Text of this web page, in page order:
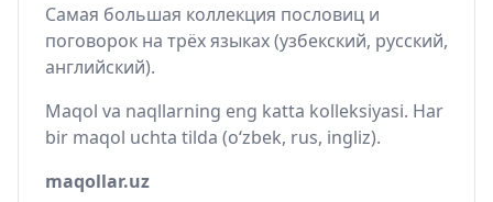
Самая большая коллекция пословиц и
поговорок на трёх языках (узбекский, русский,
английский).
Maqol va naqllarning eng katta kolleksiyasi. Har
bir maqol uchta tilda (o‘zbek, rus, ingliz).
maqollar.uz